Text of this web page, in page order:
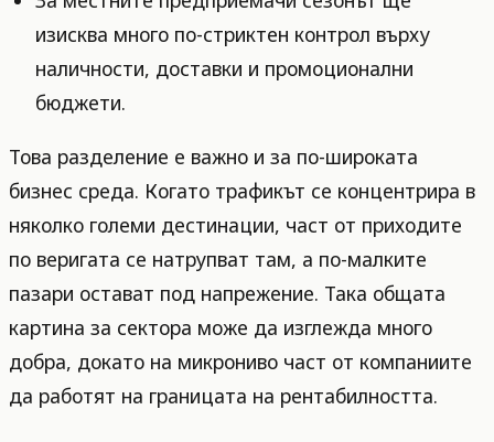
изисква много по-стриктен контрол върху
наличности, доставки и промоционални
бюджети.
Това разделение е важно и за по-широката
бизнес среда. Когато трафикът се концентрира в
няколко големи дестинации, част от приходите
по веригата се натрупват там, а по-малките
пазари остават под напрежение. Така общата
картина за сектора може да изглежда много
добра, докато на микрониво част от компаниите
да работят на границата на рентабилността.